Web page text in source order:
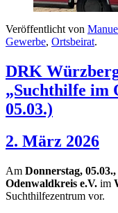
Veröffentlicht von
Gewerbe, Ortsbeirat.
DRK
„Suchthilfe im
05.03.)
2. März 2026
Am Donnerstag,
Odenwaldkreis e.V. im
Suchthilfezentrum vor.